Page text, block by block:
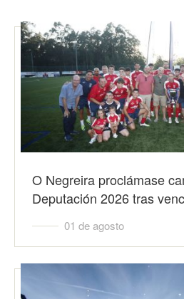
O Negreira proclámase
Deputación 2026 tras
01 de agosto